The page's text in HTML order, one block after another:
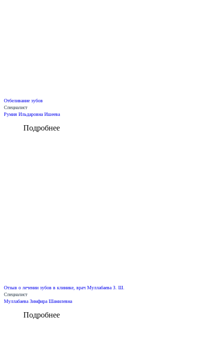
Отбеливание зубов
Специалист
Румия Ильдаровна Ишеева
Подробнее
Отзыв о лечении зубов в клинике, врач Муллабаева З. Ш.
Специалист
Муллабаева Зимфира Шамилевна
Подробнее